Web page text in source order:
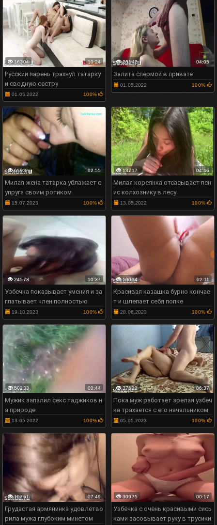
16304 10:24
Русский парень трахнул татарку
и сводную сестру
01.05.2022 100%
23142 04:05
Залита спермой в привате
01.05.2022 100%
6593 02:55
Милая жена татарка ублажает с
упруга своим ротиком
15.07.2023 100%
13717 04:46
Милая кореянка отсасывает пен
ис колхознику в лесу
13.05.2022 100%
24573 10:37
Узбечка показывает умения и за
глатывает член полностью
19.10.2023 100%
10014 02:11
Красивая казашка бурно кончае
т и шлепает себя попке
28.06.2023 100%
50233 00:44
Мужик запалил секс таджиков н
а природе
13.05.2022 100%
37622 06:37
Пока муж работает зрелая узбеч
ка трахается с его начальником
05.05.2023 100%
15761 07:49
Грудастая армянинка удовлетво
рила мужа глубоким минетом
30975 00:17
Узбечка с очень красивыми сись
ками засовывает руку в трусики